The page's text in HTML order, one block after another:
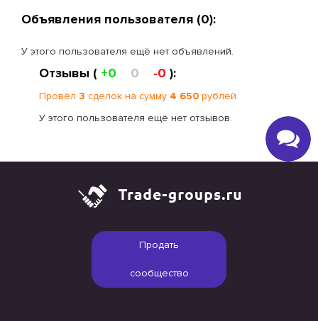
Объявления пользователя (0):
У этого пользователя ещё нет объявлений.
Отзывы ( +0 0 -0 ):
Провёл 3 сделок на сумму 4 650 рублей.
У этого пользователя ещё нет отзывов.
Продать
сообщество